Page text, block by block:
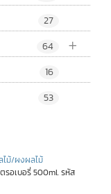
27
+
64
16
53
ไม้/ผงผลไม้
รอเบอรี่ 500ml. รหัส